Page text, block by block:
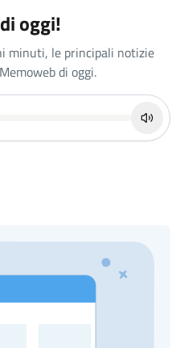
oggi!
minuti, le principali notizie
di oggi.